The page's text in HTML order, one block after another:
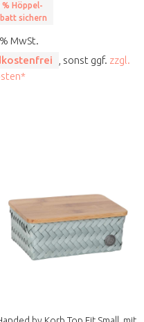
% Höppel-
sichern
MwSt.
, sonst ggf. zzgl.